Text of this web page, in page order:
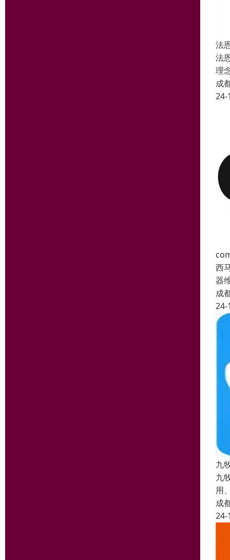
法
法
理
成
24-
西
器
成
24-
九
九
用
成
24-